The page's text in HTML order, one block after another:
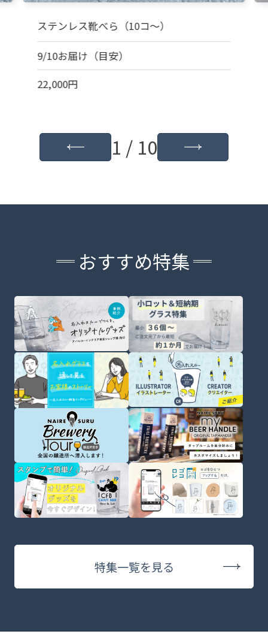
ステンレス靴べら（10コ～）
9/10お届け（目安）
22,000円
1 / 10
おすすめ特集
特集一覧を見る